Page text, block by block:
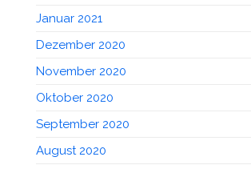
Januar 2021
Dezember 2020
November 2020
Oktober 2020
September 2020
August 2020